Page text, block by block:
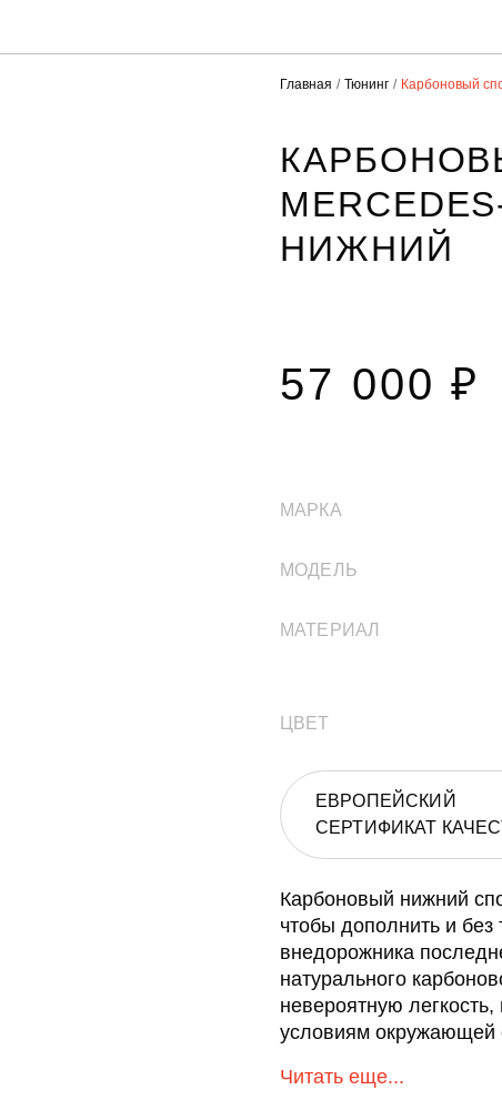
Главная Тюнинг Карбоновый
НИЖНИЙ
57 000 ₽
МАРКА
МОДЕЛЬ
МАТЕРИАЛ
ЦВЕТ
ЕВРОПЕЙСКИЙ
СЕРТИФИКАТ
Карбоновый нижний
чтобы дополнить и
внедорожника
натурального
невероятную
условиям окружающей
исполнении
Читать еще...